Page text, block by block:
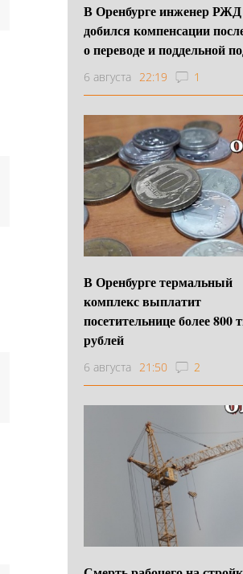
В Оренбурге инженер РЖД
добился компенсации
о переводе и поддельной
6 августа 22:19 1
В Оренбурге термальный
комплекс выплатит
посетительнице более 800
рублей
6 августа 21:50 2